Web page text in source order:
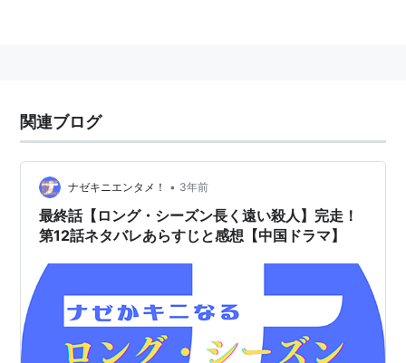
関連ブログ
ナゼキニエンタメ！ • 3年前
最終話【ロング・シーズン長く遠い殺人】完走！
第12話ネタバレあらすじと感想【中国ドラマ】